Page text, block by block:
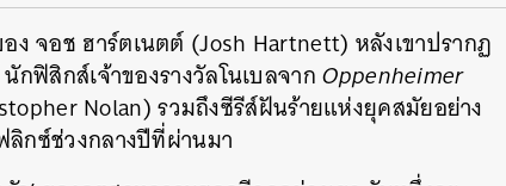
จอช ฮาร์ตเนตต์ (Josh Hartnett) หลังเขาปรากฏ
กฟิสิกส์เจ้าของรางวัลโนเบลจากOppenheimer
Nolan) รวมถึงซีรีส์ฝันร้ายแห่งยุคสมัยอย่าง
กซ์ช่วงกลางปีที่ผ่านมา